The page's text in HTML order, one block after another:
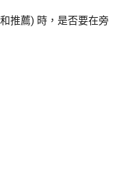
推薦) 時，是否要在旁